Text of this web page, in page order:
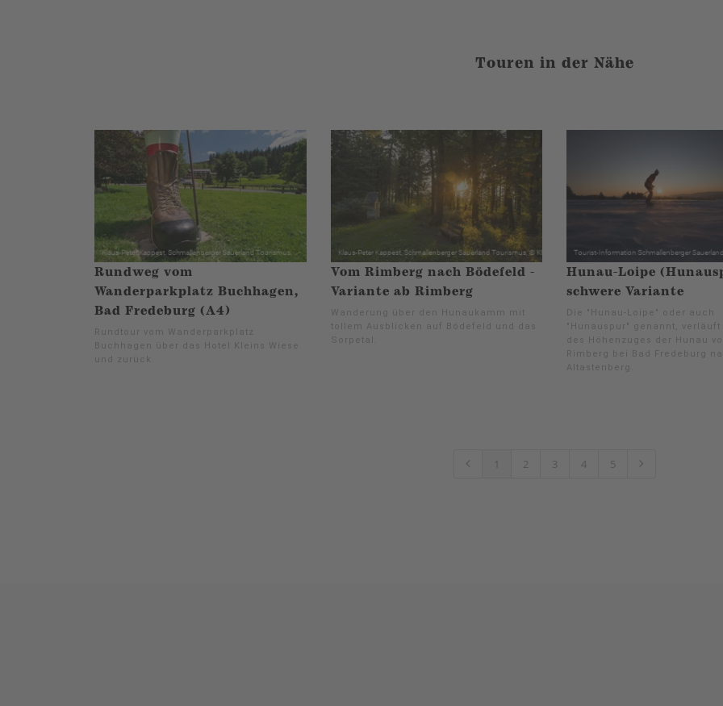
Touren in der Nähe
Rundweg vom
Wanderparkplatz Buchhagen,
Bad Fredeburg (A4)
Rundtour vom Wanderparkplatz
Buchhagen über das Hotel Kleins Wiese
und zurück.
Vom Rimberg nach Bödefeld -
Variante ab Rimberg
Wanderung über den Hunaukamm mit
tollem Ausblicken auf Bödefeld und das
Sorpetal.
Hunau-Loipe
schwere Variante
Die "Hunau-Loipe" oder auch
"Hunauspur" genannt, verläuft
des Höhenzuges der Hunau
Rimberg bei Bad Fredeburg
Altastenberg.
1 2 3 4 5